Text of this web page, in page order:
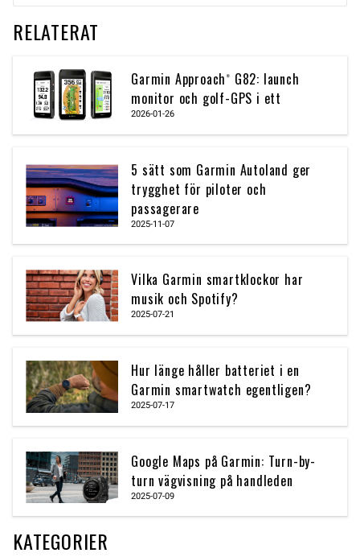
RELATERAT
Garmin Approach® G82: launch
monitor och golf-GPS i ett
2026-01-26
5 sätt som Garmin Autoland ger
trygghet för piloter och
passagerare
2025-11-07
Vilka Garmin smartklockor har
musik och Spotify?
2025-07-21
Hur länge håller batteriet i en
Garmin smartwatch egentligen?
2025-07-17
Google Maps på Garmin: Turn-by-
turn vägvisning på handleden
2025-07-09
KATEGORIER